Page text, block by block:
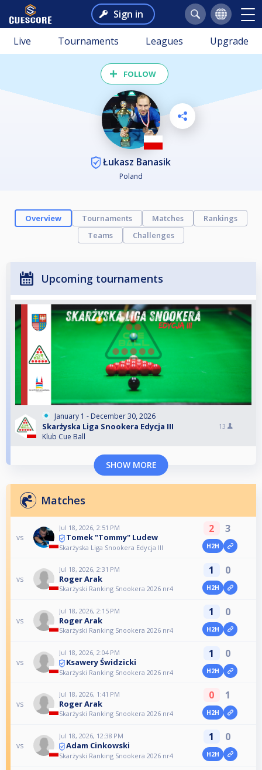
Sign in
Live Tournaments Leagues Upgrade
FOLLOW
Łukasz Banasik
Poland
Overview Tournaments Matches
Rankings
Teams
Challenges
Upcoming tournaments
January 1 - December 30, 2026
Skarżyska Liga Snookera Edycja III
Klub Cue Ball
13
SHOW MORE
Matches
vs
Jul 18, 2026, 2:51 PM
Tomek "Tommy" Ludew
Skarżyska Liga Snookera Edycja III
2 3
H2H
vs
Jul 18, 2026, 2:31 PM
Roger Arak
Skarżyski Ranking Snookera 2026 nr4
1 0
H2H
vs
Jul 18, 2026, 2:15 PM
Roger Arak
Skarżyski Ranking Snookera 2026 nr4
1 0
H2H
vs
Jul 18, 2026, 2:04 PM
Ksawery Świdzicki
Skarżyski Ranking Snookera 2026 nr4
1 0
H2H
vs
Jul 18, 2026, 1:41 PM
Roger Arak
Skarżyski Ranking Snookera 2026 nr4
0 1
H2H
vs
Jul 18, 2026, 12:38 PM
Adam Cinkowski
Skarżyski Ranking Snookera 2026 nr4
1 0
H2H